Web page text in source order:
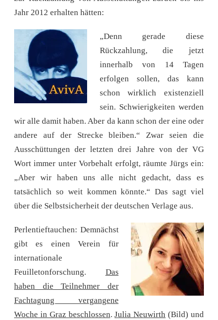
Jahr 2012 erhalten hätten:
„Denn gerade diese
Rückzahlung, die jetzt
innerhalb von 14 Tagen
erfolgen sollen, das kann
schon wirklich existenziell
sein. Schwierigkeiten werden
wir alle damit haben. Aber da kann schon der eine oder
andere auf der Strecke bleiben.“ Zwar seien die
Ausschüttungen der letzten drei Jahre von der VG
Wort immer unter Vorbehalt erfolgt, räumte Jürgs ein:
„Aber wir haben uns alle nicht gedacht, dass es
tatsächlich so weit kommen könnte.“ Das sagt viel
über die Selbstsicherheit der deutschen Verlage aus.
Perlentieftauchen: Demnächst
gibt es einen Verein für
internationale
Feuilletonforschung. Das
haben die Teilnehmer der
Fachtagung vergangene
Woche in Graz beschlossen.Julia Neuwirth (Bild) und